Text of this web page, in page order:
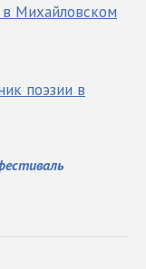
Михайловском
поэзии в